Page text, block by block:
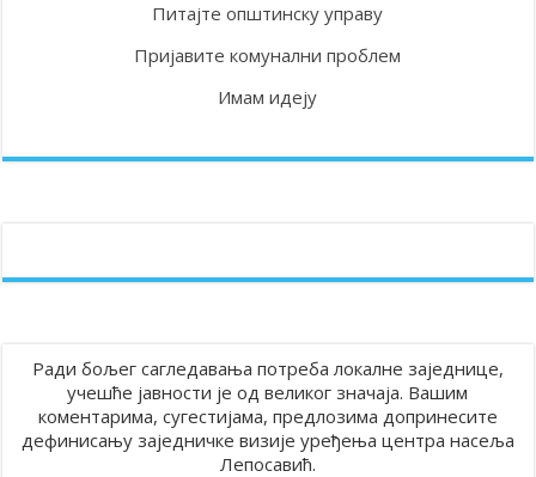
Питајте општинску управу
Пријавите комунални проблем
Имам идеју
Ради бољег сагледавања потреба локалне заједнице,
учешће јавности је од великог значаја. Вашим
коментарима, сугестијама, предлозима допринесите
дефинисању заједничке визије уређења центра насеља
Лепосавић.